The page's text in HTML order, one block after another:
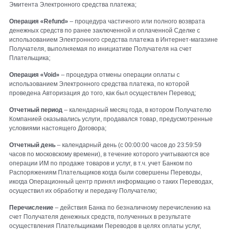
Эмитента Электронного средства платежа;
Операция « Refund» – процедура частичного или полного возврата
денежных средств по ранее заключенной и оплаченной Сделке с
использованием Электронного средства платежа в Интернет-магазине
Получателя, выполняемая по инициативе Получателя на счет
Плательщика;
Операция «Void» – процедура отмены операции оплаты с
использованием Электронного средства платежа, по которой
проведена Авторизация до того, как был осуществлен Перевод;
Отчетный период – календарный месяц года, в котором Получателю
Компанией оказывались услуги, продавался товар, предусмотренные
условиями настоящего Договора;
Отчетный день – календарный день (с 00:00:00 часов до 23:59:59
часов по московскому времени), в течение которого учитываются все
операции ИМ по продаже товаров и услуг, в т.ч. учет Банком по
Распоряжениям Плательщиков когда были совершены Переводы,
икогда Операционный центр принял информацию о таких Переводах,
осуществил их обработку и передачу Получателю;
Перечисление – действия Банка по безналичному перечислению на
счет Получателя денежных средств, полученных в результате
осуществления Плательщиками Переводов в целях оплаты услуг,